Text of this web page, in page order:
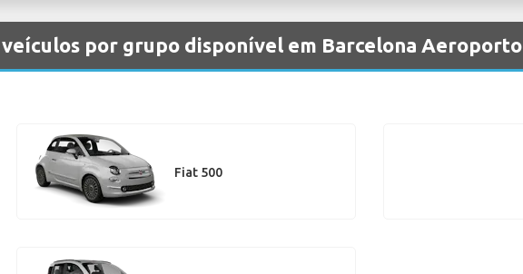
por grupo disponível em Barcelona Aeroporto
Fiat 500